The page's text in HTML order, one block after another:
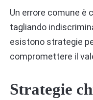
Un errore comune è
tagliando
esistono strategie
compromettere il
Strategie